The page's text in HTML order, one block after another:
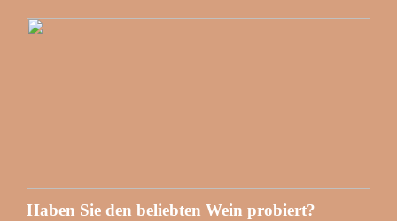
Haben Sie den beliebten Wein probiert?